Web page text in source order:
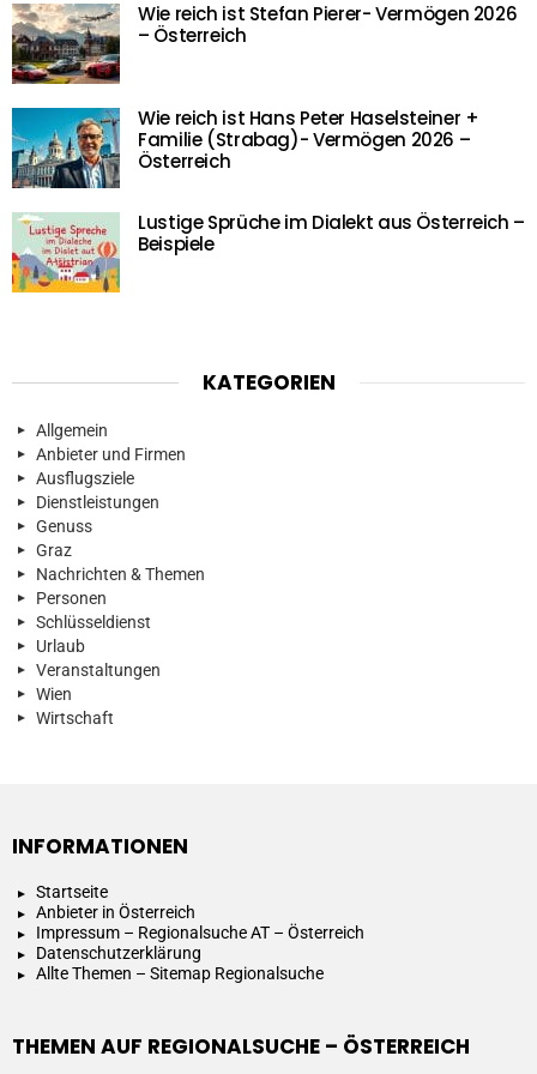
Wie reich ist Stefan Pierer- Vermögen 2026
– Österreich
Wie reich ist Hans Peter Haselsteiner +
Familie (Strabag)- Vermögen 2026 –
Österreich
Lustige Sprüche im Dialekt aus Österreich –
Beispiele
KATEGORIEN
Allgemein
Anbieter und Firmen
Ausflugsziele
Dienstleistungen
Genuss
Graz
Nachrichten & Themen
Personen
Schlüsseldienst
Urlaub
Veranstaltungen
Wien
Wirtschaft
INFORMATIONEN
Startseite
Anbieter in Österreich
Impressum – Regionalsuche AT – Österreich
Datenschutzerklärung
Allte Themen – Sitemap Regionalsuche
THEMEN AUF REGIONALSUCHE – ÖSTERREICH